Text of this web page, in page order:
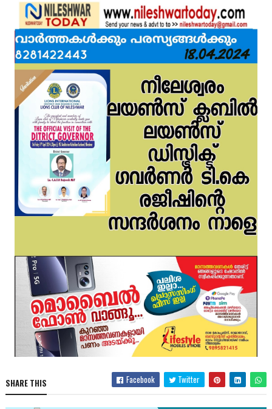
SHARE THIS Facebook Twitter